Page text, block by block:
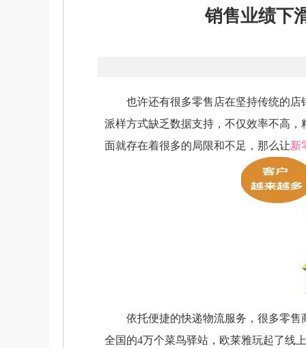
销售业绩下
也许还有很多零售店在坚持传统的店
派样方式缺乏数据支持，不仅效率不高
面就存在着很多的局限和不足，那么让新
依托便捷的快递物流服务，很多零售
全国的4万个菜鸟驿站，欧莱雅玩起了线